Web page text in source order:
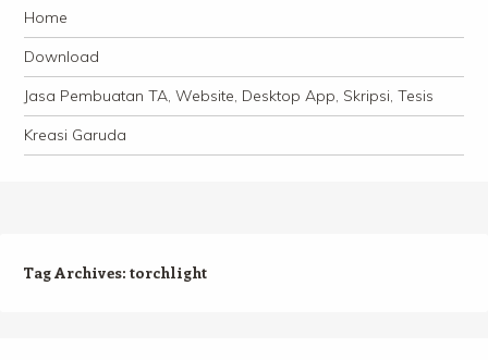
Navigation
Skip to content
Home
Download
Jasa Pembuatan TA, Website, Desktop App, Skripsi, Tesis
Kreasi Garuda
Tag Archives: torchlight